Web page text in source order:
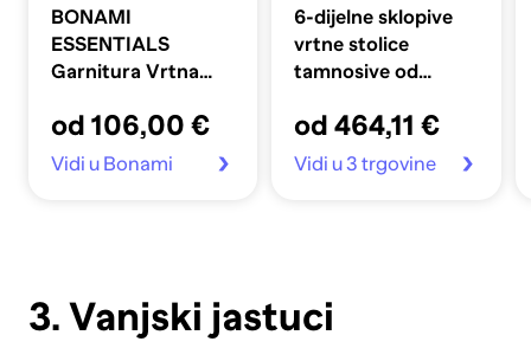
BONAMI
ESSENTIALS
Garnitura Vrtna
od 106,00 €
Vidi u Bonami
6-dijelne sklopive
vrtne stolice
tamnosive od
od 464,11 €
Vidi u 3 trgovine
3. Vanjski jastuci